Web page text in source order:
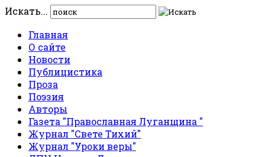
Искать...
Главная
О сайте
Новости
Публицистика
Проза
Поэзия
Авторы
Газета "Православная Луганщина "
Журнал "Свете Тихий"
Журнал "Уроки веры"